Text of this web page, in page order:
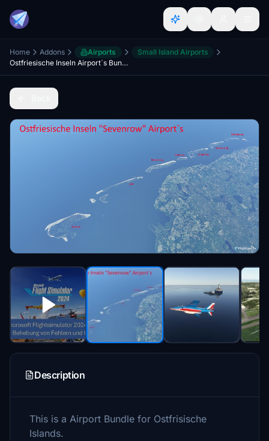
Home Addons Airports
Small Island Airports
Ostfriesische Inseln Airport´s Bundle
Description
This is a Airport Bundle for Ostfrisische
Islands.